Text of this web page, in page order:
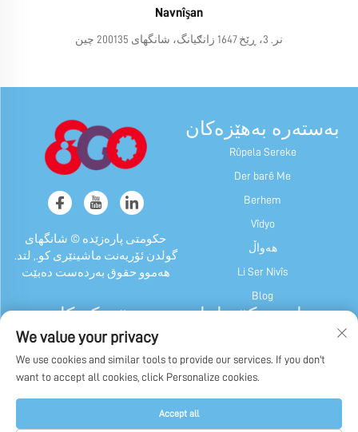
Navnîşan
نر. 3، ڕێخ 1647 زانګیانگ، شانگهای 200135 چین
حکومتی پارەزێدە © شانگهای
گولدن ئۆریەنت ماشینێری کو., لتد.
هەموو حقوق بەردەست دەبێت
بەستەرە بەهێزەکان
Rûpela Sereke
Der barê Me
Berhem
Vîdyo
هەواڵ
Li Ser Nivîs
Blog
پڕۆدەکتەکان
Destpêkên Malxa û Çiklet
Mâşîna Çokolat
Mashîna Paketkirina Şek, Gom, û
Masînên Din
دربارەی کۆمپانیا
دەروازەی مێژوو
We value your privacy
We use cookies and similar tools to provide our services. If you don't
want to accept all cookies, click Personalize cookies.
Accept all